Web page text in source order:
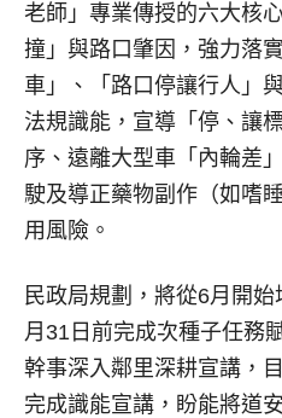
老師」專業傳授的六大核
撞」與路口肇因，強力落
車」、「路口停讓行人」
法規識能，宣導「停、讓
序、遠離大型車「內輪差
駛及導正藥物副作（如嗜
用風險。
民政局規劃，將從6月開
月31日前完成次種子任務
幹事深入鄰里深耕宣講，
完成識能宣講，盼能將道